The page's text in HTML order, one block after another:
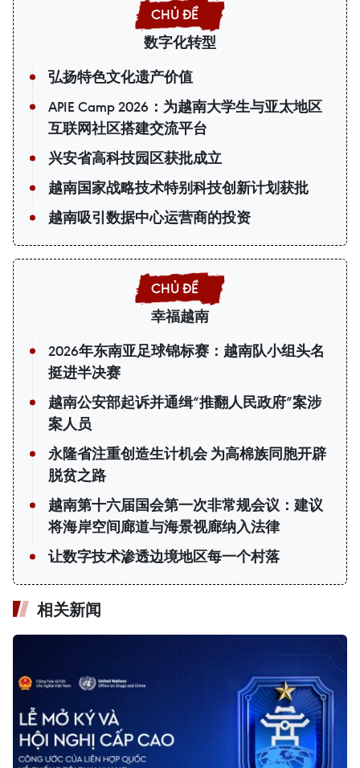
数字化转型
弘扬特色文化遗产价值
APIE Camp 2026：为越南大学生与亚太地区
互联网社区搭建交流平台
兴安省高科技园区获批成立
越南国家战略技术特别科技创新计划获批
越南吸引数据中心运营商的投资
幸福越南
2026年东南亚足球锦标赛：越南队小组头名
挺进半决赛
越南公安部起诉并通缉“推翻人民政府”案涉
案人员
永隆省注重创造生计机会 为高棉族同胞开辟
脱贫之路
越南第十六届国会第一次非常规会议：建议
将海岸空间廊道与海景视廊纳入法律
让数字技术渗透边境地区每一个村落
相关新闻